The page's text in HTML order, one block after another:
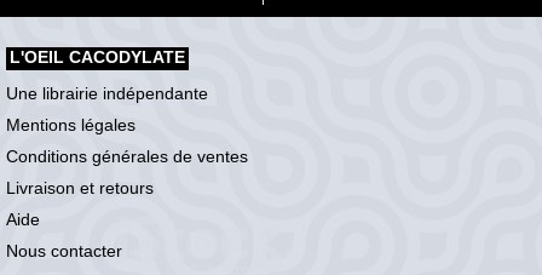
L'OEIL CACODYLATE
Une librairie indépendante
Mentions légales
Conditions générales de ventes
Livraison et retours
Aide
Nous contacter